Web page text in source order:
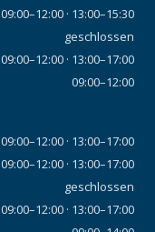
09:00–12:00 · 13:00–15:30
geschlossen
09:00–12:00 · 13:00–17:00
09:00–12:00
09:00–12:00 · 13:00–17:00
09:00–12:00 · 13:00–17:00
geschlossen
09:00–12:00 · 13:00–17:00